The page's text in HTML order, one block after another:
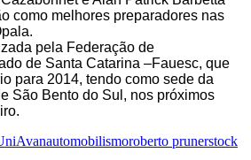
como melhores preparadores nas
pela Federação de
de Santa Catarina –Fauesc, que
para 2014, tendo como sede da
São Bento do Sul, nos próximos
automobilismoroberto prunerstock